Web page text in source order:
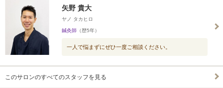
矢野 貴大
ヤノ タカヒロ
鍼灸師 （歴5年）
一人で悩まずにぜひ一度ご相談ください。
このサロンのすべてのスタッフを見る